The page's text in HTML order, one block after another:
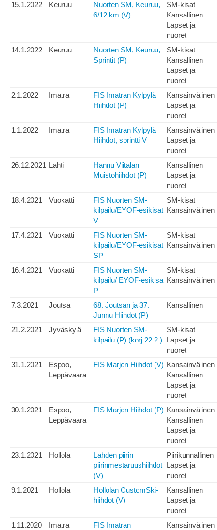
15.1.2022
Keuruu
Nuorten SM, Keuruu,
6/12 km (V)
SM-kisat
Kansallinen
Lapset ja
nuoret
14.1.2022
Keuruu
Nuorten SM, Keuruu,
Sprintit (P)
SM-kisat
Kansallinen
Lapset ja
nuoret
2.1.2022
Imatra
FIS Imatran Kylpylä
Hiihdot (P)
Kansainvälinen
Lapset ja
nuoret
1.1.2022
Imatra
FIS Imatran Kylpylä
Hiihdot, sprintti V
Kansainvälinen
Lapset ja
nuoret
26.12.2021 Lahti
Hannu Viitalan
Muistohiihdot (P)
Kansallinen
Lapset ja
nuoret
18.4.2021
Vuokatti
FIS Nuorten SM-
kilpailu/EYOF-esikisat
V
SM-kisat
Kansainvälinen
17.4.2021 Vuokatti
FIS Nuorten SM-
kilpailu/EYOF-esikisat
SP
SM-kisat
Kansainvälinen
16.4.2021 Vuokatti
FIS Nuorten SM-
kilpailu/ EYOF-esikisa
P
SM-kisat
Kansainvälinen
7.3.2021 Joutsa
68. Joutsan ja 37.
Junnu Hiihdot (P)
Kansallinen
21.2.2021 Jyväskylä
FIS Nuorten SM-
kilpailu (P) (korj.22.2.)
SM-kisat
Lapset ja
nuoret
31.1.2021
Espoo,
Leppävaara
FIS Marjon Hiihdot (V) Kansainvälinen
Kansallinen
Lapset ja
nuoret
30.1.2021
Espoo,
Leppävaara
FIS Marjon Hiihdot (P) Kansainvälinen
Kansallinen
Lapset ja
nuoret
23.1.2021
Hollola
Lahden piirin
piirinmestaruushiihdot
(V)
Piirikunnallinen
Lapset ja
nuoret
9.1.2021
Hollola
Hollolan CustomSki-
hiihdot (V)
Kansallinen
Lapset ja
nuoret
1.11.2020
Imatra
FIS Imatran
Kansainvälinen